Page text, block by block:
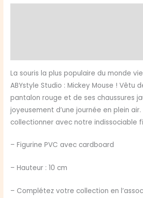
La souris la plus populaire du monde
ABYstyle Studio : Mickey Mouse ! Vêtu
pantalon rouge et de ses chaussures
joyeusement d’une journée en plein air.
collectionner avec notre indissociable
– Figurine PVC avec cardboard
– Hauteur : 10 cm
– Complétez votre collection en